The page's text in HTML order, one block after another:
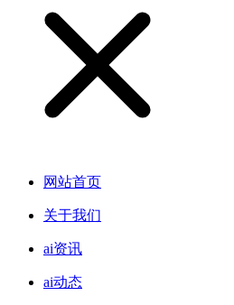
网站首页
关于我们
ai资讯
ai动态